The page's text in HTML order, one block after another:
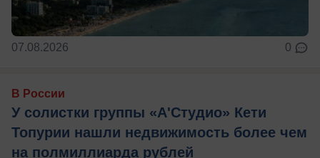
07.08.2026 0
В России
У солистки группы «А'Студио» Кети
Топурии нашли недвижимость более чем
на полмиллиарда рублей